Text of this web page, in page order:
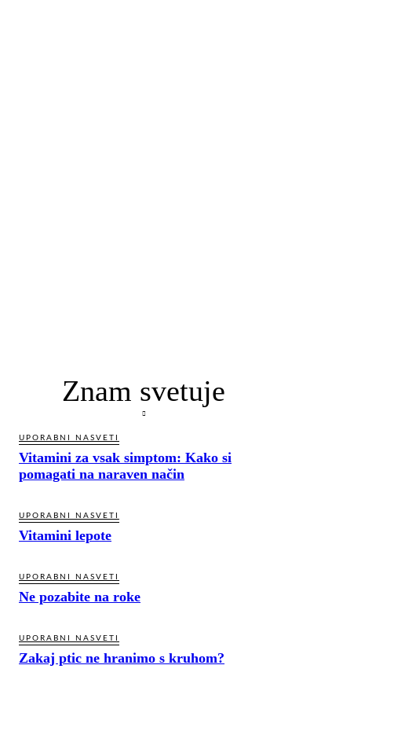
Znam svetuje
UPORABNI NASVETI
Vitamini za vsak simptom: Kako si
pomagati na naraven način
UPORABNI NASVETI
Vitamini lepote
UPORABNI NASVETI
Ne pozabite na roke
UPORABNI NASVETI
Zakaj ptic ne hranimo s kruhom?